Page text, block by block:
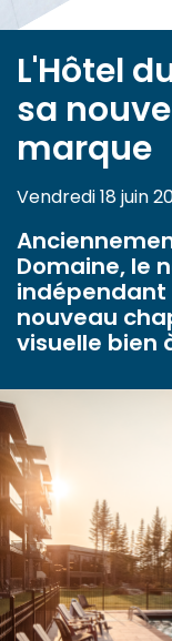
L'Hôtel
sa
marque
Vendredi 18 juin
Domaine, le
indépendant
nouveau
visuelle bien